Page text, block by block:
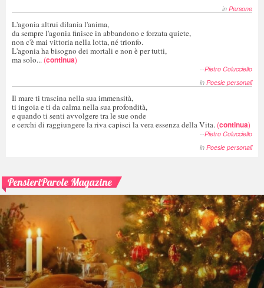
in Persone
L'agonia altrui dilania l'anima,
da sempre l'agonia finisce in abbandono e forzata quiete,
non c'è mai vittoria nella lotta, né trionfo.
L'agonia ha bisogno dei mortali e non è per tutti,
ma solo... (continua)
--Pietro Colucciello
in Poesie personali
Il mare ti trascina nella sua immensità,
ti ingoia e ti da calma nella sua profondità,
e quando ti senti avvolgere tra le sue onde
e cerchi di raggiungere la riva capisci la vera essenza della Vita. (continua)
--Pietro Colucciello
in Poesie personali
PensieriParole Magazine